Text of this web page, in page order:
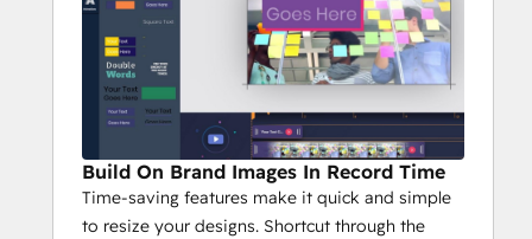
Build On Brand Images In Record Time
Time-saving features make it quick and simple
to resize your designs. Shortcut through the